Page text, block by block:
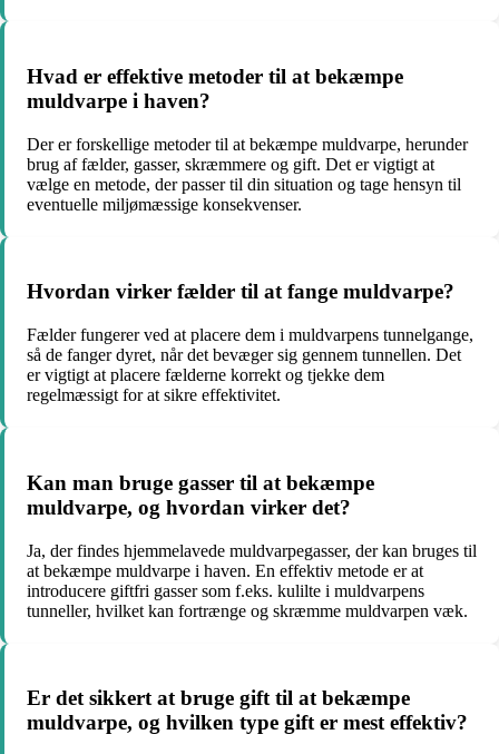
Hvad er effektive metoder til at bekæmpe
muldvarpe i haven?
Der er forskellige metoder til at bekæmpe muldvarpe, herunder
brug af fælder, gasser, skræmmere og gift. Det er vigtigt at
vælge en metode, der passer til din situation og tage hensyn til
eventuelle miljømæssige konsekvenser.
Hvordan virker fælder til at fange muldvarpe?
Fælder fungerer ved at placere dem i muldvarpens tunnelgange,
så de fanger dyret, når det bevæger sig gennem tunnellen. Det
er vigtigt at placere fælderne korrekt og tjekke dem
regelmæssigt for at sikre effektivitet.
Kan man bruge gasser til at bekæmpe
muldvarpe, og hvordan virker det?
Ja, der findes hjemmelavede muldvarpegasser, der kan bruges til
at bekæmpe muldvarpe i haven. En effektiv metode er at
introducere giftfri gasser som f.eks. kulilte i muldvarpens
tunneller, hvilket kan fortrænge og skræmme muldvarpen væk.
Er det sikkert at bruge gift til at bekæmpe
muldvarpe, og hvilken type gift er mest effektiv?